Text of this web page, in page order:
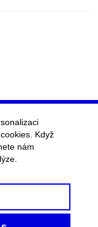
Když
nám